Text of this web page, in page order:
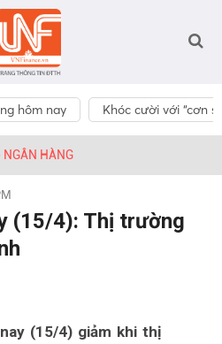
hôm nay Khóc cười với “cơn
HÀNG
(15/4): Thị trường
(15/4) giảm khi thị